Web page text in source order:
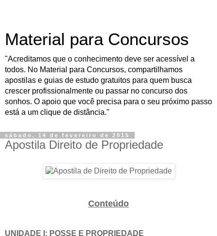
Material para Concursos
"Acreditamos que o conhecimento deve ser acessível a
todos. No Material para Concursos, compartilhamos
apostilas e guias de estudo gratuitos para quem busca
crescer profissionalmente ou passar no concurso dos
sonhos. O apoio que você precisa para o seu próximo passo
está a um clique de distância."
sábado, 14 de fevereiro de 2015
Apostila Direito de Propriedade
Conteúdo
UNIDADE I: POSSE E PROPRIEDADE